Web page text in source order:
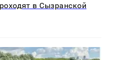
в Сызранской